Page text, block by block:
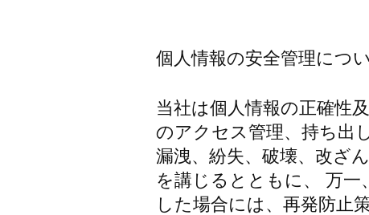
個人情報の安全管理につ
当社は個人情報の正確性
のアクセス管理、持ち出
漏洩、紛失、破壊、改ざ
を講じるとともに、 万一
した場合には、再発防止